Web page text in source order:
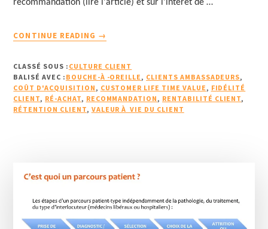
recommandation (lire l'article) et sur l'intérêt de …
CONTINUE READING
VIE
DU
CLIENT
+
→
CLASSÉ SOUS : CULTURE CLIENT
BALISÉ AVEC : BOUCHE-À -OREILLE, CLIENTS AMBASSADEURS,
COÛT D'ACQUISITION, CUSTOMER LIFE TIME VALUE, FIDÉLITÉ
CLIENT, RÉ-ACHAT, RECOMMANDATION, RENTABILITÉ CLIENT,
RÉTENTION CLIENT, VALEUR À VIE DU CLIENT